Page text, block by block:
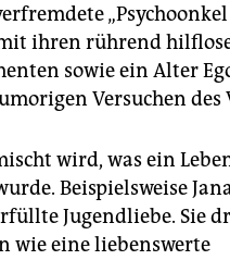
ihren rührend
sowie ein Alter
Versuchen des
wird, was ein
Beispielsweise
Jugendliebe. Sie
wie eine liebenswerte